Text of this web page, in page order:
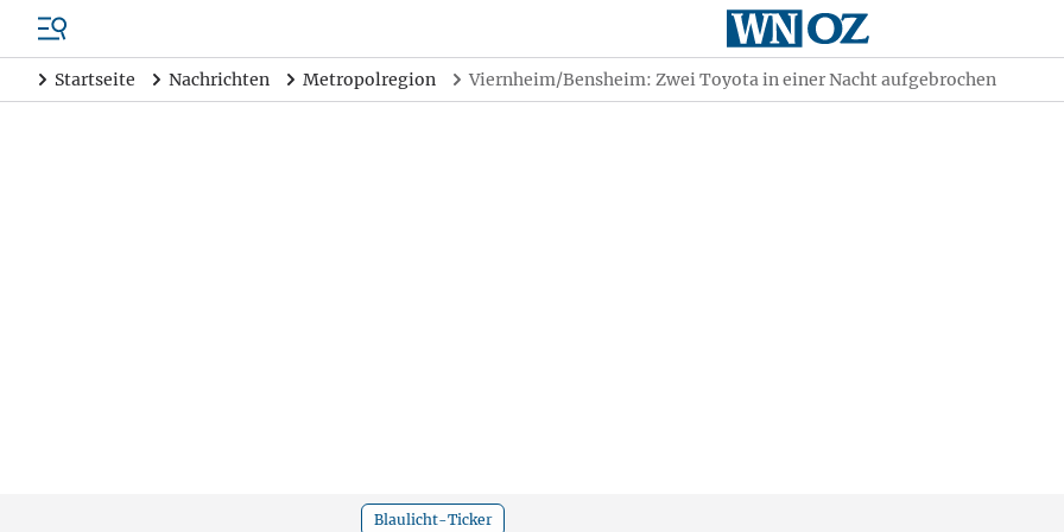
Startseite Nachrichten Metropolregion Viernheim/Bensheim: Zwei Toyota in einer Nacht aufgebrochen
Blaulicht-Ticker